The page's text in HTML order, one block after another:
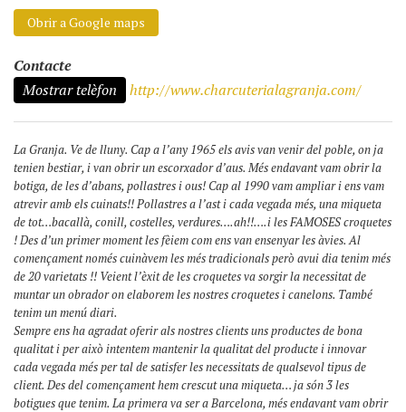
Obrir a Google maps
Contacte
Mostrar telèfon
http://www.charcuterialagranja.com/
La Granja. Ve de lluny. Cap a l’any 1965 els avis van venir del poble, on ja
tenien bestiar, i van obrir un escorxador d’aus. Més endavant vam obrir la
botiga, de les d’abans, pollastres i ous! Cap al 1990 vam ampliar i ens vam
atrevir amb els cuinats!! Pollastres a l’ast i cada vegada més, una miqueta
de tot…bacallà, conill, costelles, verdures….ah!!….i les FAMOSES croquetes
! Des d’un primer moment les fèiem com ens van ensenyar les àvies. Al
començament només cuinàvem les més tradicionals però avui dia tenim més
de 20 varietats !! Veient l’èxit de les croquetes va sorgir la necessitat de
muntar un obrador on elaborem les nostres croquetes i canelons. També
tenim un menú diari.
Sempre ens ha agradat oferir als nostres clients uns productes de bona
qualitat i per això intentem mantenir la qualitat del producte i innovar
cada vegada més per tal de satisfer les necessitats de qualsevol tipus de
client. Des del començament hem crescut una miqueta… ja són 3 les
botigues que tenim. La primera va ser a Barcelona, més endavant vam obrir